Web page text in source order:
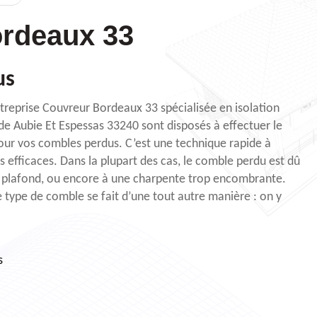
33
Couvreur Bordeaux 33 spécialisée en isolation
Aubie Et Espessas 33240 sont disposés à effectuer le
vos combles perdus. C’est une technique rapide à
efficaces. Dans la plupart des cas, le comble perdu est dû
ou encore à une charpente trop encombrante.
type de comble se fait d’une tout autre manière : on y